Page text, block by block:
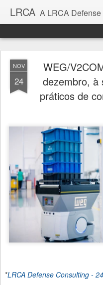
LRCA A LRCA Defense Consulting é uma entidade sem fins lucrativos que se dedica a
NOV
24
WEG/
dezembro, à
práticos de
*LRCA Defense Consulting -